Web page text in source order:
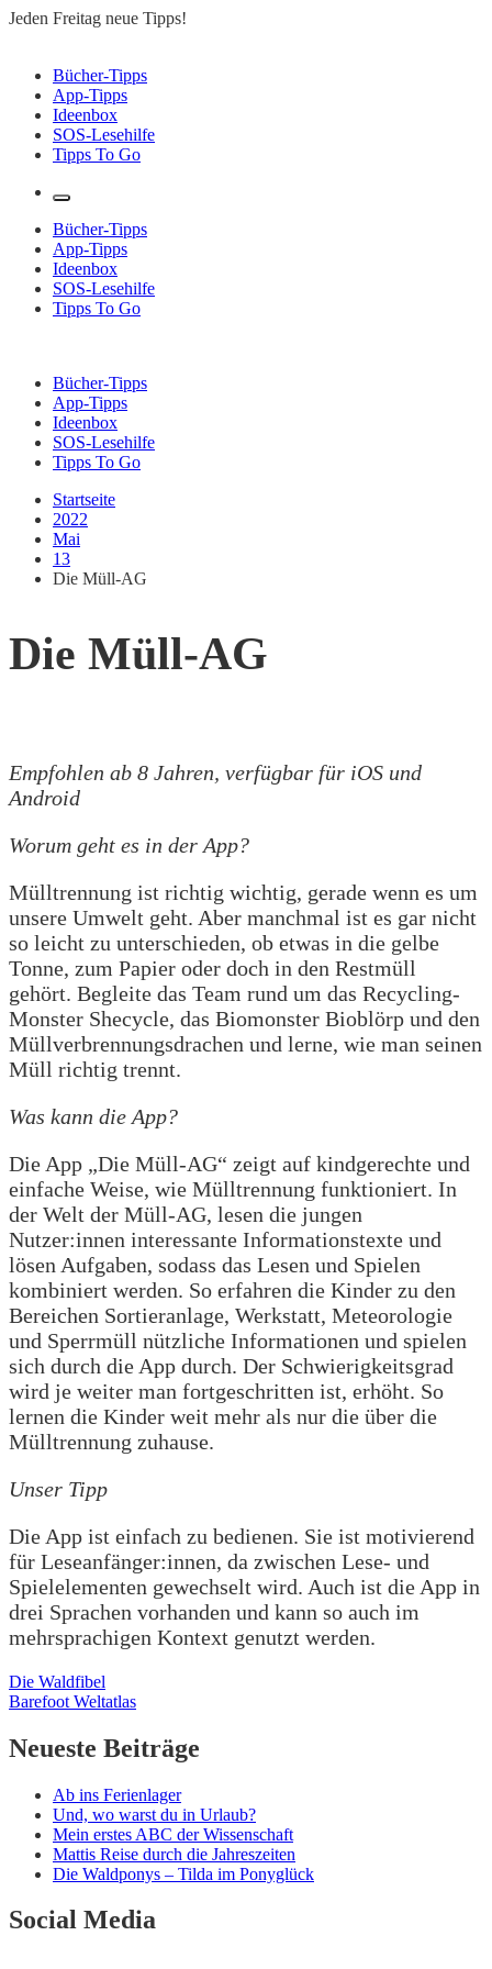
Zum
Jeden Freitag neue Tipps!
Lesen to go – Jeden Freitag neue Tipps!
Bücher-Tipps
App-Tipps
Ideenbox
SOS-Lesehilfe
Tipps To Go
Bücher-Tipps
App-Tipps
Ideenbox
SOS-Lesehilfe
Tipps To Go
Bücher-Tipps
App-Tipps
Ideenbox
SOS-Lesehilfe
Tipps To Go
Startseite
2022
Mai
13
Die Müll-AG
Die Müll-AG
Empfohlen ab 8 Jahren, verfügbar für iOS und
Android
Worum geht es in der App?
Mülltrennung ist richtig wichtig, gerade wenn es um
unsere Umwelt geht. Aber manchmal ist es gar nicht
so leicht zu unterschieden, ob etwas in die gelbe
Tonne, zum Papier oder doch in den Restmüll
gehört. Begleite das Team rund um das Recycling-
Monster Shecycle, das Biomonster Bioblörp und den
Müllverbrennungsdrachen und lerne, wie man seinen
Müll richtig trennt.
Was kann die App?
Die App „Die Müll-AG“ zeigt auf kindgerechte und
einfache Weise, wie Mülltrennung funktioniert. In
der Welt der Müll-AG, lesen die jungen
Nutzer:innen interessante Informationstexte und
lösen Aufgaben, sodass das Lesen und Spielen
kombiniert werden. So erfahren die Kinder zu den
Bereichen Sortieranlage, Werkstatt, Meteorologie
und Sperrmüll nützliche Informationen und spielen
sich durch die App durch. Der Schwierigkeitsgrad
wird je weiter man fortgeschritten ist, erhöht. So
lernen die Kinder weit mehr als nur die über die
Mülltrennung zuhause.
Unser Tipp
Die App ist einfach zu bedienen. Sie ist motivierend
für Leseanfänger:innen, da zwischen Lese- und
Spielelementen gewechselt wird. Auch ist die App in
drei Sprachen vorhanden und kann so auch im
mehrsprachigen Kontext genutzt werden.
Beitragsnavigation
Die Waldfibel
Barefoot Weltatlas
Neueste Beiträge
Ab ins Ferienlager
Und, wo warst du in Urlaub?
Mein erstes ABC der Wissenschaft
Mattis Reise durch die Jahreszeiten
Die Waldponys – Tilda im Ponyglück
Social Media